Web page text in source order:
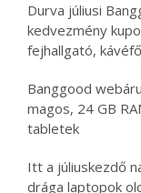
Durva júliusi
kedvezmény
fejhallgató,
Banggood
magos, 24 GB
tabletek
Itt a júliuskezdő
drága laptopok